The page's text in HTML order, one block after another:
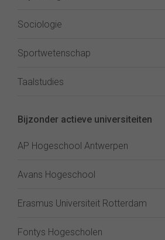
Sociologie
Sportwetenschap
Taalstudies
Bijzonder actieve universiteiten
AP Hogeschool Antwerpen
Avans Hogeschool
Erasmus Universiteit Rotterdam
Fontys Hogescholen